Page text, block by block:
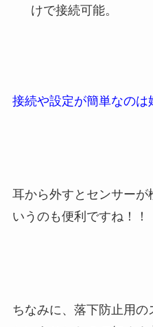
けで接続可能。
接続や設定が簡単なのは
耳から外すとセンサーが
いうのも便利ですね！！
ちなみに、落下防止用